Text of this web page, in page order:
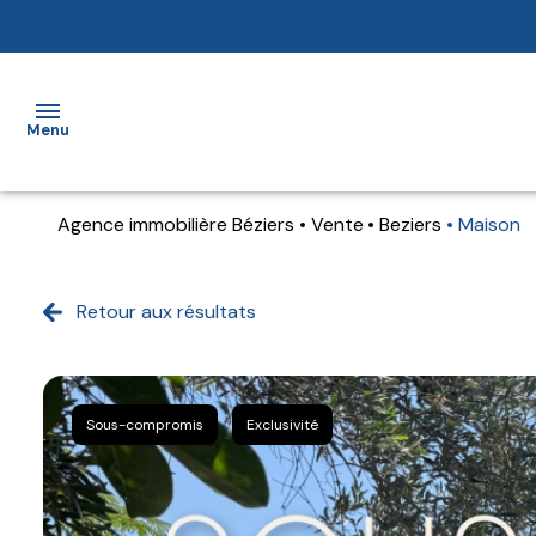
Menu
Louer
Estimer
un bien
Mieux
Agence immobilière Béziers Vente Beziers Maison
Retour aux résultats
Sous-compromis Exclusivité